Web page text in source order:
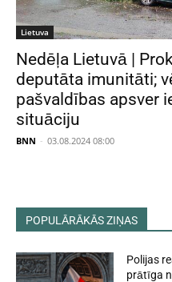
Lietuva
Nedēļa Lietuvā |
deputāta imunitāti;
pašvaldības apsver
situāciju
BNN - 03.08.2024 08:00
POPULĀRĀKĀS ZIŅAS
Polijas
prātīga